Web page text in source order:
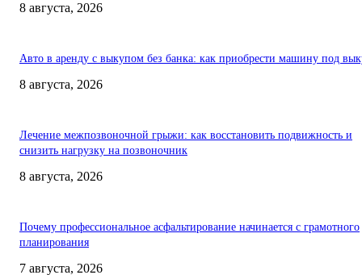
8 августа, 2026
Авто в аренду с выкупом без банка: как приобрести машину под
8 августа, 2026
Лечение межпозвоночной грыжи: как восстановить подвижность и
снизить нагрузку на позвоночник
8 августа, 2026
Почему профессиональное асфальтирование начинается с грамотного
планирования
7 августа, 2026